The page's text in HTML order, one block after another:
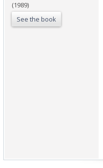
(1989)
See the book